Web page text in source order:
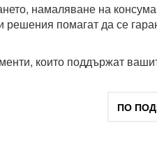
намаляване на
решения помагат да се
които поддържат